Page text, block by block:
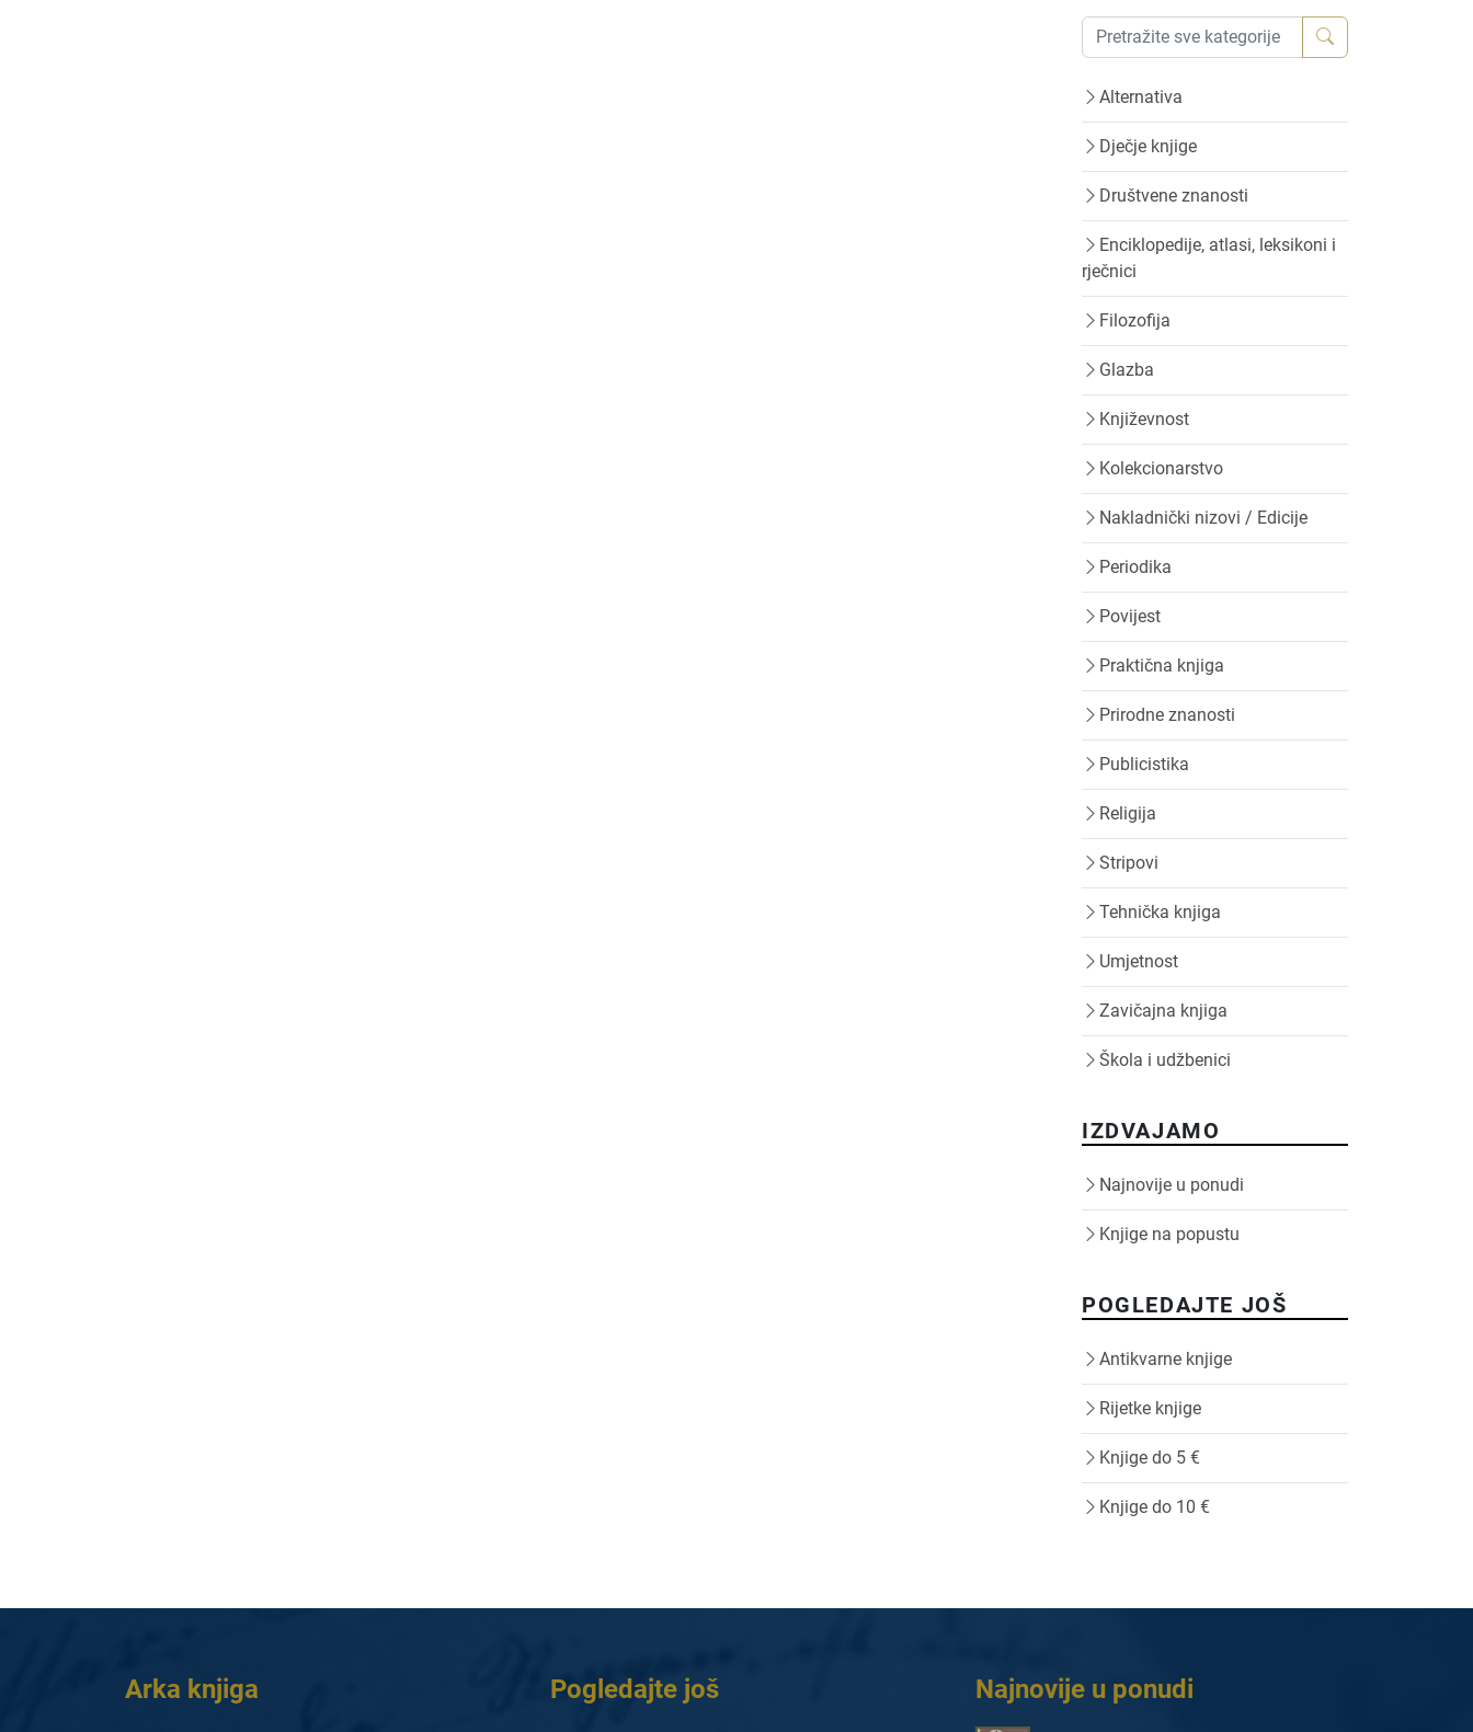
Alternativa
Dječje knjige
Društvene znanosti
Enciklopedije, atlasi, leksikoni i
rječnici
Filozofija
Glazba
Književnost
Kolekcionarstvo
Nakladnički nizovi / Edicije
Periodika
Povijest
Praktična knjiga
Prirodne znanosti
Publicistika
Religija
Stripovi
Tehnička knjiga
Umjetnost
Zavičajna knjiga
Škola i udžbenici
IZDVAJAMO
Najnovije u ponudi
Knjige na popustu
POGLEDAJTE JOŠ
Antikvarne knjige
Rijetke knjige
Knjige do 5 €
Knjige do 10 €
Arka knjiga Pogledajte još Najnovije u ponudi